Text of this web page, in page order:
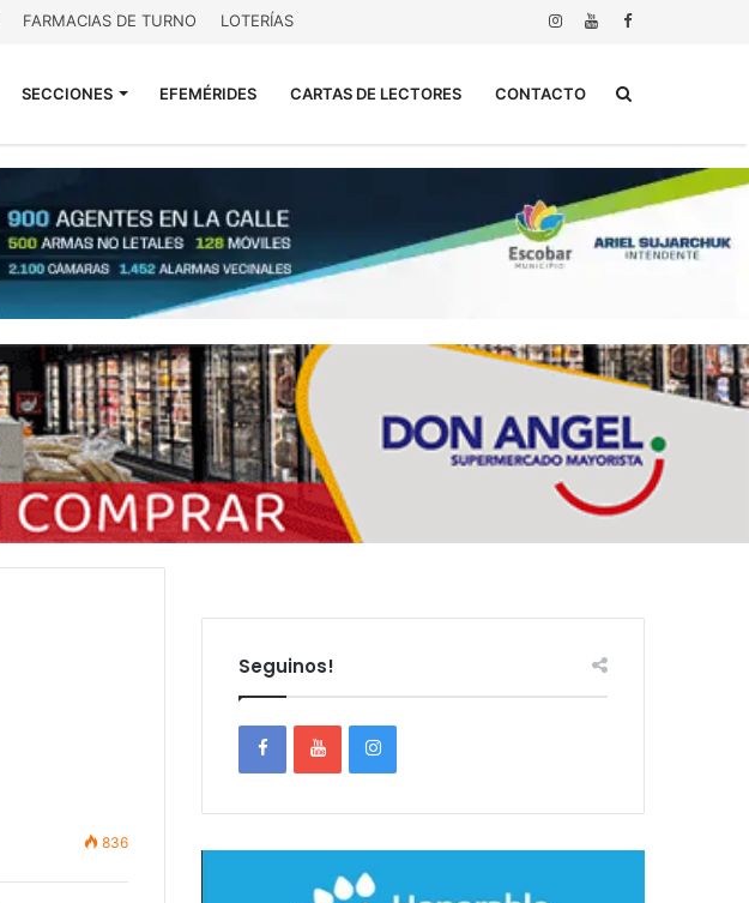
FARMACIAS DE TURNO LOTERÍAS
SECCIONES EFEMÉRIDES CARTAS DE LECTORES CONTACTO
836
Seguinos!